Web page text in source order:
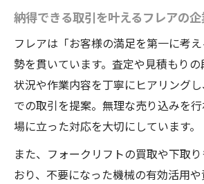
納得できる取引を叶えるフレアの
フレアは「お客様の満足を第一に考
勢を貫いています。査定や見積もり
状況や作業内容を丁寧にヒアリング
での取引を提案。無理な売り込みを
場に立った対応を大切にしています。
また、フォークリフトの買取や下取
おり、不要になった機械の有効活用